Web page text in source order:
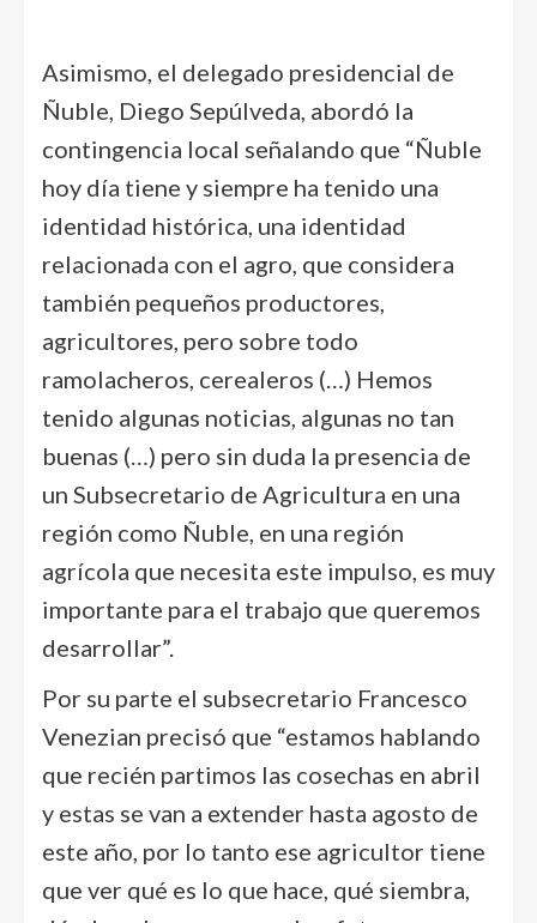
Asimismo, el delegado presidencial de
Ñuble, Diego Sepúlveda, abordó la
contingencia local señalando que “Ñuble
hoy día tiene y siempre ha tenido una
identidad histórica, una identidad
relacionada con el agro, que considera
también pequeños productores,
agricultores, pero sobre todo
ramolacheros, cerealeros (…) Hemos
tenido algunas noticias, algunas no tan
buenas (…) pero sin duda la presencia de
un Subsecretario de Agricultura en una
región como Ñuble, en una región
agrícola que necesita este impulso, es muy
importante para el trabajo que queremos
desarrollar”.
Por su parte el subsecretario Francesco
Venezian precisó que “estamos hablando
que recién partimos las cosechas en abril
y estas se van a extender hasta agosto de
este año, por lo tanto ese agricultor tiene
que ver qué es lo que hace, qué siembra,